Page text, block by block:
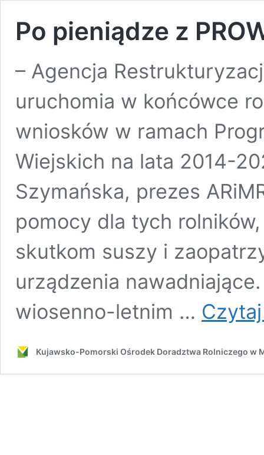
Po pieniądze z
– Agencja
uruchomia w końcówce
wniosków w ramach
Wiejskich na lata 2014-
Szymańska, prezes
pomocy dla tych
skutkom suszy i
urządzenia
wiosenno-letnim …
Kujawsko-Pomorski Ośrodek Doradztwa Rolniczego w